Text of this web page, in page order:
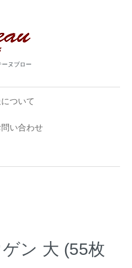
ヌブロー
ついて
問い合わせ
ン 大 (55枚